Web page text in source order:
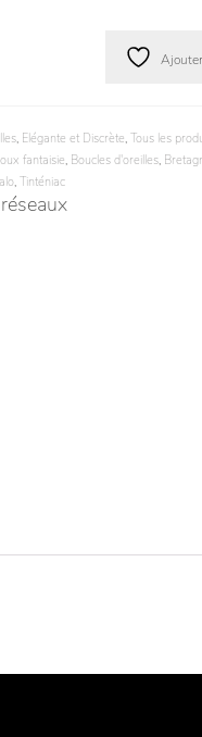
, Elégante et Discrète, Tous les
fantaisie, Boucles d'oreilles,
, Tinténiac